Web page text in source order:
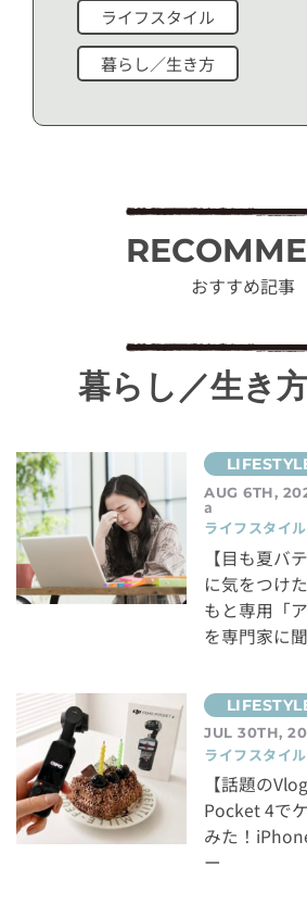
ライフスタイル
暮らし／生き方
おすすめ記事
暮らし／生き
AUG 6TH,
a
ライフスタイ
【目も夏バ
に気をつけ
もと専用「
を専門家に
JUL 30TH,
ライフスタイ
【話題の
Pocket 4で
みた！
ー